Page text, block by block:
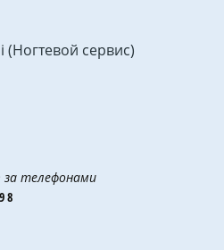
(Ногтевой сервис)
за телефонами
8